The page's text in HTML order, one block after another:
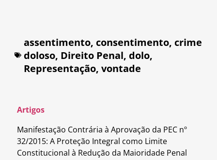
assentimento, consentimento, crime
doloso, Direito Penal, dolo,
Representação, vontade
Artigos
Manifestação Contrária à Aprovação da PEC nº
32/2015: A Proteção Integral como Limite
Constitucional à Redução da Maioridade Penal